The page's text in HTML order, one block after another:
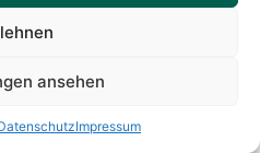
ansehen
Impressum
des Genusses gemacht.
in der Erdbergstraße nun